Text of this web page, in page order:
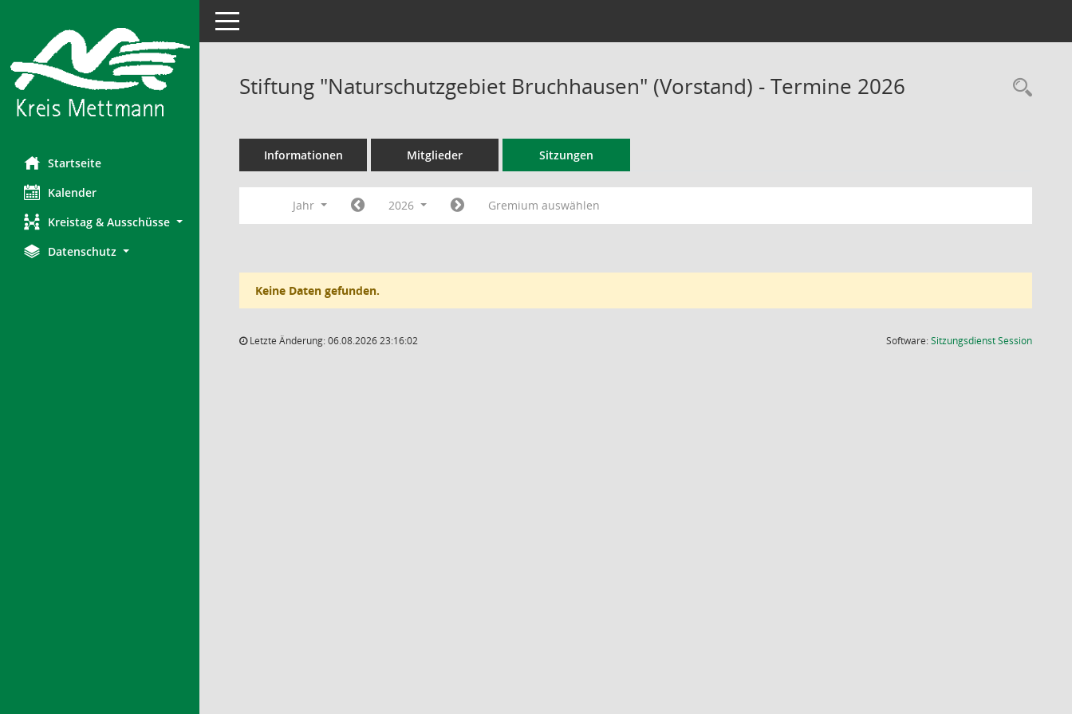
Startseite
Kalender
Kreistag & Ausschüsse
Datenschutz
Toggle navigation
Stiftung "Naturschutzgebiet Bruchhausen" (Vorstand) - Termine 2026
Informationen Mitglieder Sitzungen
Jahr 2026 Gremium auswählen
Keine Daten gefunden.
Letzte Änderung: 06.08.2026 23:16:02 Software:SitzungsdienstSession(Wird in